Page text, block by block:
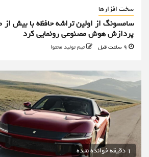
سخت افزارها
پردازش هوش مصنوعی رونمایی کرد
تیم تولید محتوا
1 دقیقه خوانده شده